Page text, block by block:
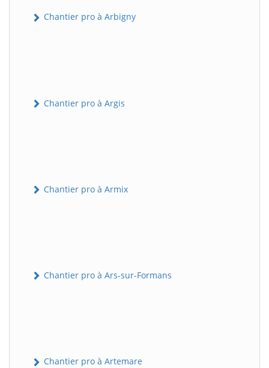
Chantier pro à Arbigny
Chantier pro à Argis
Chantier pro à Armix
Chantier pro à Ars-sur-Formans
Chantier pro à Artemare